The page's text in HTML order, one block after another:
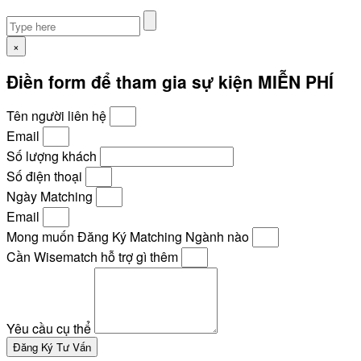
×
Điền form để tham gia sự kiện MIỄN PHÍ
Tên người liên hệ
Email
Số lượng khách
Số điện thoại
Ngày Matching
Email
Mong muốn Đăng Ký Matching Ngành nào
Cần Wisematch hỗ trợ gì thêm
Yêu cầu cụ thể
Đăng Ký Tư Vấn